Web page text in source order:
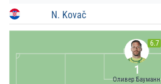
N. Kovač
6.7
1
Оливер Бауманн